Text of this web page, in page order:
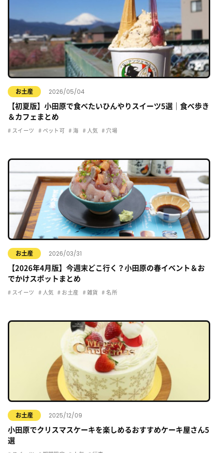
お土産 2026/05/04
【初夏版】小田原で食べたいひんやりスイーツ5選｜食べ歩き
＆カフェまとめ
スイーツ ペット可 海 人気 穴場
お土産 2026/03/31
【2026年4月版】今週末どこ行く？小田原の春イベント＆お
でかけスポットまとめ
スイーツ 人気 お土産 雑貨 名所
お土産 2025/12/09
小田原でクリスマスケーキを楽しめるおすすめケーキ屋さん5
選